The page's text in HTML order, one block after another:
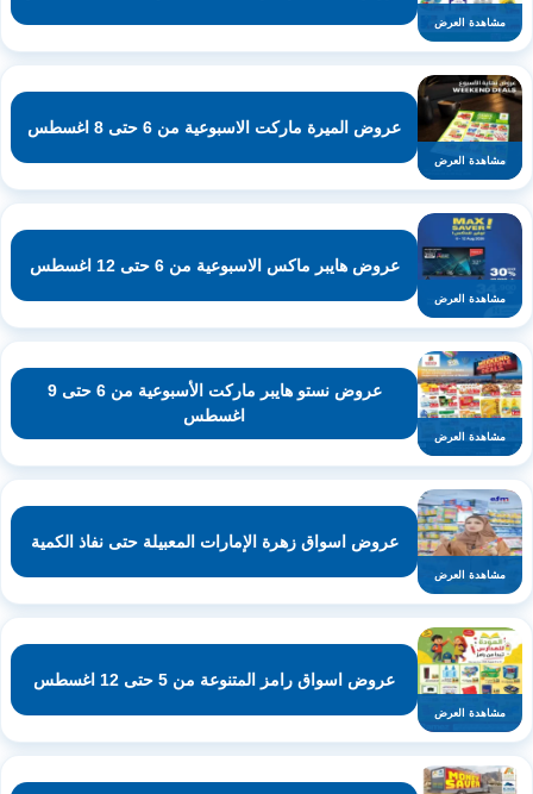
مشاهدة العرض
مشاهدة العرض
عروض الميرة ماركت الاسبوعية من 6 حتى 8 اغسطس
مشاهدة العرض
عروض هايبر ماكس الاسبوعية من 6 حتى 12 اغسطس
مشاهدة العرض
عروض نستو هايبر ماركت الأسبوعية من 6 حتى 9
اغسطس
مشاهدة العرض
عروض اسواق زهرة الإمارات المعبيلة حتى نفاذ الكمية
مشاهدة العرض
عروض اسواق رامز المتنوعة من 5 حتى 12 اغسطس